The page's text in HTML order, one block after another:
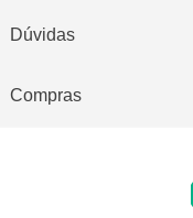
Dúvidas
Compras